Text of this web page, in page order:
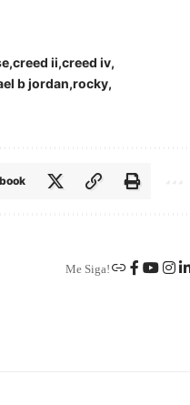
creed ii creed iv
b jordan rocky
Me Siga!